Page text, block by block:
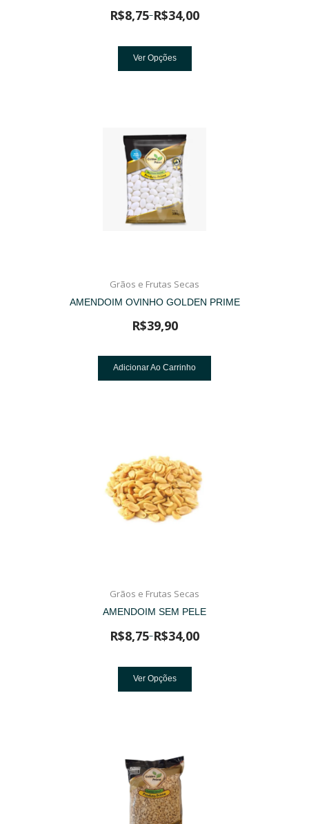
R$8,75–R$34,00
Ver Opções
Grãos e Frutas Secas
AMENDOIM OVINHO GOLDEN PRIME
R$39,90
Adicionar Ao Carrinho
Grãos e Frutas Secas
AMENDOIM SEM PELE
R$8,75–R$34,00
Ver Opções